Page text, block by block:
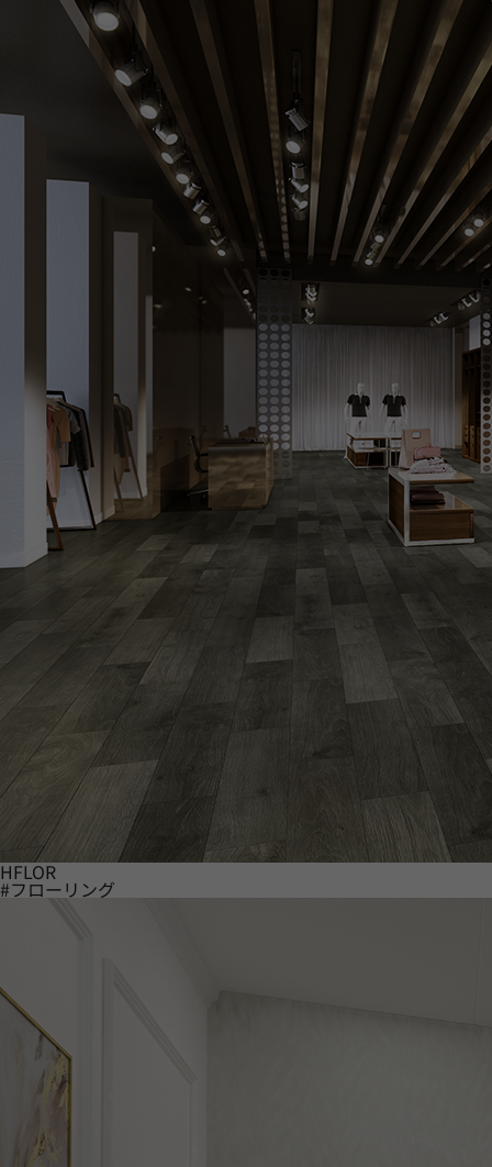
HFLOR
#フローリング